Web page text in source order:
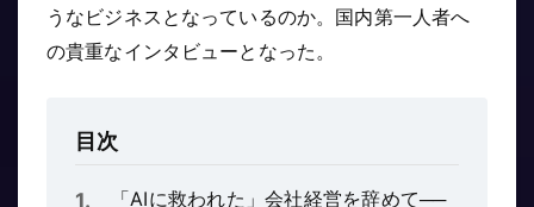
うなビジネスとなっているのか。国内第一人者へ
の貴重なインタビューとなった。
目次
「AIに救われた」会社経営を辞めて──